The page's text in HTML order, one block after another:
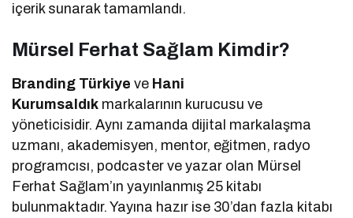
içerik sunarak tamamlandı.
Mürsel Ferhat Sağlam Kimdir?
Branding Türkiye ve Hani
Kurumsaldık markalarının kurucusu ve
yöneticisidir. Aynı zamanda dijital markalaşma
uzmanı, akademisyen, mentor, eğitmen, radyo
programcısı, podcaster ve yazar olan Mürsel
Ferhat Sağlam’ın yayınlanmış 25 kitabı
bulunmaktadır. Yayına hazır ise 30’dan fazla kitabı